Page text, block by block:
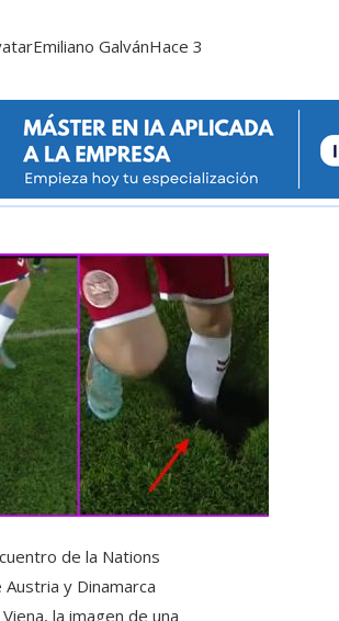
Emiliano GalvánHace 3
de la Nations
y Dinamarca
la imagen de una